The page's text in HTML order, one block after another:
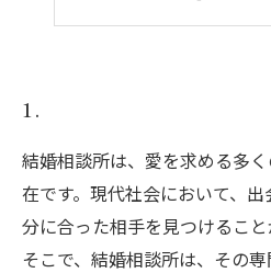
1.
結婚相談所は、愛を求める多
在です。現代社会において、
分に合った相手を見つけること
そこで、結婚相談所は、その